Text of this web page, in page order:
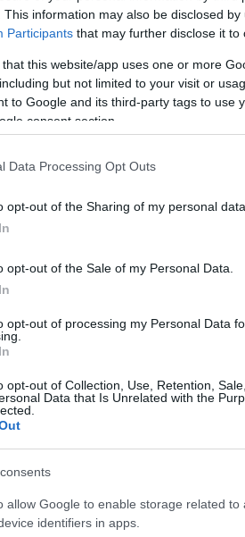
This information may also be disclosed
Participants that may further disclose it to
that this website/app uses one or more
but not limited to your visit or
to Google and its third-party tags to use
consent section.
Data Processing Opt Outs
opt-out of the Sharing of my personal data.
opt-out of the Sale of my Personal Data.
opt-out of processing my Personal Data
opt-out of Collection, Use, Retention,
Data that Is Unrelated with the
allow Google to enable storage related to
identifiers in apps.
atletico Francesco
il terminestaff tecnicoindica
preparazione fisica e dell’analisi
tra le atlete.
specifiche: l’assistente
si concentrano su abilità
fisica. Il
integrato consente di creare piani
e feedback continuo,